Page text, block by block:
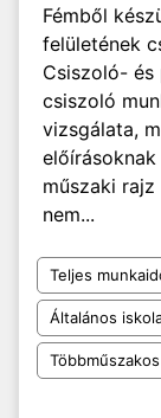
Fémből
felületének
Csiszoló- és
csiszoló
vizsgálata,
műszaki
nem...
Teljes
Általános
Többműszakos